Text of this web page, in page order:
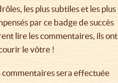
les plus subtiles et les plus
par ce badge de succès
lire les commentaires, ils ont
le vôtre !
commentaires sera effectuée